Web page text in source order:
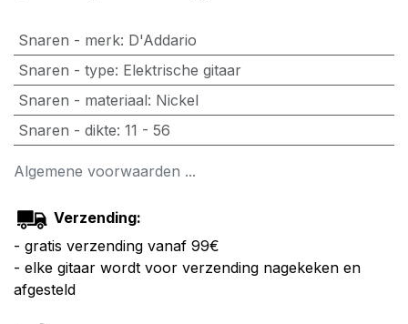
Snaren - merk: D'Addario
Snaren - type: Elektrische gitaar
Snaren - materiaal: Nickel
Snaren - dikte: 11 - 56
Algemene voorwaarden ...
Verzending:
- gratis verzending vanaf 99€
- elke gitaar wordt voor verzending nagekeken en
afgesteld